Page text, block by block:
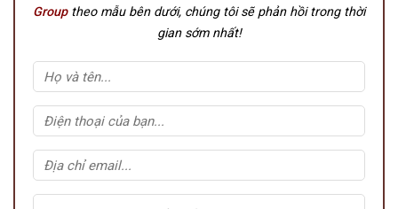
Grouptheo mẫu bên dưới, chúng tôi sẽ phản hồi trong thời
gian sớm nhất!